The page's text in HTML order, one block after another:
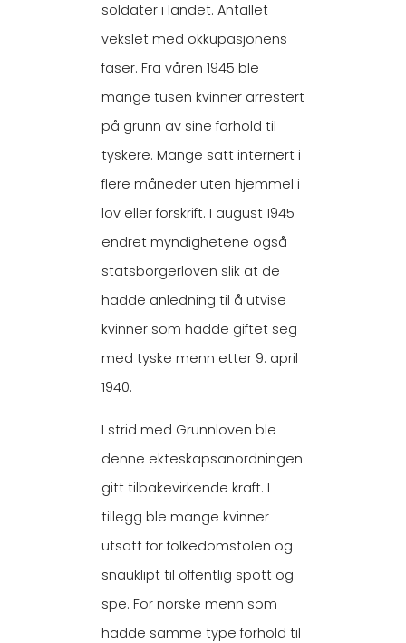
soldater i landet. Antallet
vekslet med okkupasjonens
faser. Fra våren 1945 ble
mange tusen kvinner arrestert
på grunn av sine forhold til
tyskere. Mange satt internert i
flere måneder uten hjemmel i
lov eller forskrift. I august 1945
endret myndighetene også
statsborgerloven slik at de
hadde anledning til å utvise
kvinner som hadde giftet seg
med tyske menn etter 9. april
1940.
I strid med Grunnloven ble
denne ekteskapsanordningen
gitt tilbakevirkende kraft. I
tillegg ble mange kvinner
utsatt for folkedomstolen og
snauklipt til offentlig spott og
spe. For norske menn som
hadde samme type forhold til